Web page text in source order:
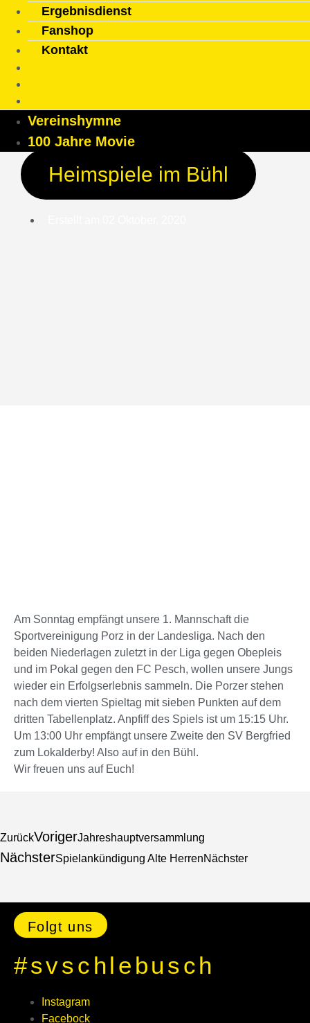
Ergebnisdienst
Fanshop
Kontakt
Vereinshymne
100 Jahre Movie
Heimspiele im Bühl
Am Sonntag empfängt unsere 1. Mannschaft die
Sportvereinigung Porz in der Landesliga. Nach den
beiden Niederlagen zuletzt in der Liga gegen Obepleis
und im Pokal gegen den FC Pesch, wollen unsere Jungs
wieder ein Erfolgserlebnis sammeln. Die Porzer stehen
nach dem vierten Spieltag mit sieben Punkten auf dem
dritten Tabellenplatz. Anpfiff des Spiels ist um 15:15 Uhr.
Um 13:00 Uhr empfängt unsere Zweite den SV Bergfried
zum Lokalderby! Also auf in den Bühl.
Wir freuen uns auf Euch!
ZurückVorigerJahreshauptversammlung
NächsterSpielankündigung Alte HerrenNächster
Folgt uns
#svschlebusch
Instagram
Facebock